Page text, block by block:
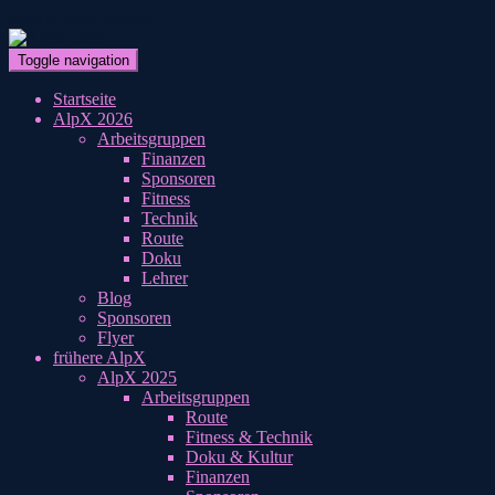
Toggle navigation
Startseite
AlpX 2026
Arbeitsgruppen
Finanzen
Sponsoren
Fitness
Technik
Route
Doku
Lehrer
Blog
Sponsoren
Flyer
frühere AlpX
AlpX 2025
Arbeitsgruppen
Route
Fitness & Technik
Doku & Kultur
Finanzen